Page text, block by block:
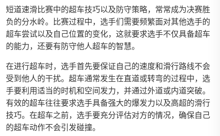
短道速滑比赛中的超车技巧以及防守策略，常常成为决赛胜
负的分水岭。比赛过程中，选手们需要频繁面对其他选手的
超车尝试以及自己位置的变化，这就要求选手不仅具备超车
的能力，还要有防守他人超车的智慧。
在进行超车时，选手首先要保证自己的速度和滑行路线不会
受到他人的干扰。超车通常发生在直道或转弯的过程中，选
手要利用适当的时机和空间发力，并通过外道或内道突破。
有效的超车往往要求选手具备强大的爆发力以及高超的滑行
技巧。在超车之前，选手要充分评估对方的情况，确保自己
的超车动作不会引发碰撞。